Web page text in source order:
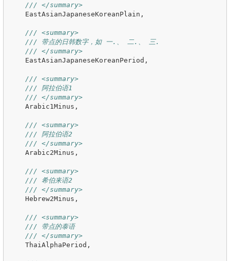
/// </summary>
EastAsianJapaneseKoreanPlain ,
/// <summary>
/// 带点的日韩数字，如 一.、 二.、 三.
/// </summary>
EastAsianJapaneseKoreanPeriod ,
/// <summary>
/// 阿拉伯语1
/// </summary>
Arabic1Minus ,
/// <summary>
/// 阿拉伯语2
/// </summary>
Arabic2Minus ,
/// <summary>
/// 希伯来语2
/// </summary>
Hebrew2Minus ,
/// <summary>
/// 带点的泰语
/// </summary>
ThaiAlphaPeriod ,